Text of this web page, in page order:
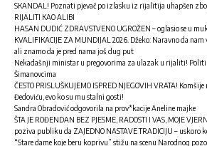
SKANDAL! Poznati pjevač po izlasku iz rijalitija uhapšen
RIJALITI KAO ALIBI
HASAN DUDIĆ ZDRAVSTVENO UGROŽEN – oglasio se u
KVALIFIKACIJE ZA MUNDIJAL 2026. Džeko: Naravno da
ali znamo da je pred nama još dug put
Nekadašnji ministar u pregovorima za ulazak u rijaliti!
Šimanovcima
ČESTO PRISLUŠKUJEMO ISPRED NJEGOVIH VRATA!
Đedoviću, evo ko su mu stalni gosti!
Sandra Obradović odgovorila na prov*kacije Aneline majke
ŠTA JE ROĐENDAN BEZ PJESME, RADOSTI I VAS, MOJE
poziva publiku da ZAJEDNO NASTAVE TRADICIJU – uskoro
“Stare dame koje beru koprivu” stižu na scenu Narodnog